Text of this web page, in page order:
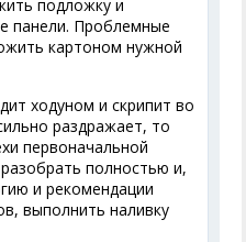
подложку и
панели. Проблемные
картоном нужной
ходуном и скрипит во
раздражает, то
первоначальной
полностью и,
и рекомендации
выполнить наливку